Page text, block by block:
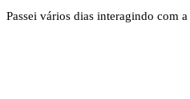
Passei vários dias interagindo com